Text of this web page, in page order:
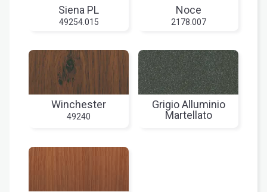
Siena PL
49254.015
Noce
2178.007
Winchester
49240
Grigio Alluminio
Martellato